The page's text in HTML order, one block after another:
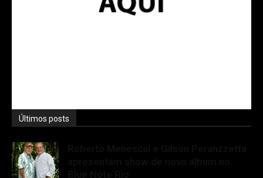
Últimos posts